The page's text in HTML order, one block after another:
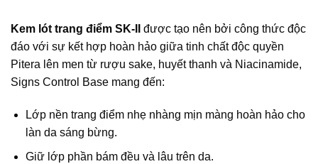
Kem lót trang điểm SK-II
được tạo nên bởi công thức độc
đáo với sự kết hợp hoàn hảo giữa tinh chất độc quyền
Pitera lên men từ rượu sake, huyết thanh và Niacinamide,
Signs Control Base mang đến:
Lớp nền trang điểm nhẹ nhàng mịn màng hoàn hảo cho
làn da sáng bừng.
Giữ lớp phần bám đều và lâu trên da.